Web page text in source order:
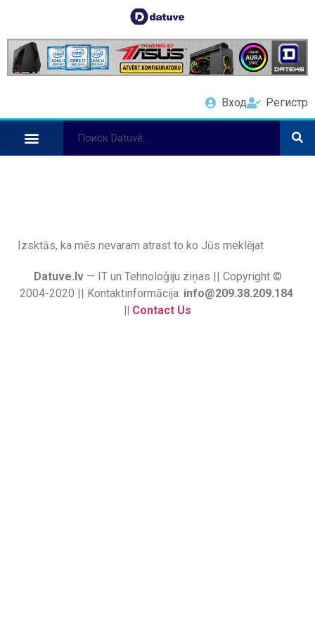
Вход Регистр
Izsktās, ka mēs nevaram atrast to ko Jūs meklējat
Datuve.lv— IT un Tehnoloģiju ziņas || Copyright ©
2004-2020 || Kontaktinformācija: info@209.38.209.184
|| Contact Us